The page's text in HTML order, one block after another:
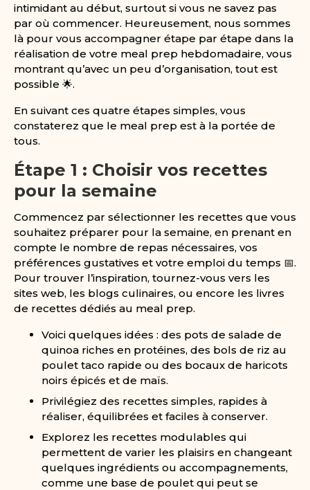
intimidant au début, surtout si vous ne savez pas
par où commencer. Heureusement, nous sommes
là pour vous accompagner étape par étape dans la
réalisation de votre meal prep hebdomadaire, vous
montrant qu’avec un peu d’organisation, tout est
possible 🌟.
En suivant ces quatre étapes simples, vous
constaterez que le meal prep est à la portée de
tous.
Étape 1 : Choisir vos recettes
pour la semaine
Commencez par sélectionner les recettes que vous
souhaitez préparer pour la semaine, en prenant en
compte le nombre de repas nécessaires, vos
préférences gustatives et votre emploi du temps 📅.
Pour trouver l’inspiration, tournez-vous vers les
sites web, les blogs culinaires, ou encore les livres
de recettes dédiés au meal prep.
Voici quelques idées : des pots de salade de
quinoa riches en protéines, des bols de riz au
poulet taco rapide ou des bocaux de haricots
noirs épicés et de maïs.
Privilégiez des recettes simples, rapides à
réaliser, équilibrées et faciles à conserver.
Explorez les recettes modulables qui
permettent de varier les plaisirs en changeant
quelques ingrédients ou accompagnements,
comme une base de poulet qui peut se